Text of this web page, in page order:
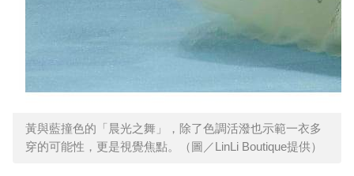
黃與藍撞色的「晨光之舞」，除了色調活潑也示範一衣多
穿的可能性，更是視覺焦點。（圖／LinLi Boutique提供）